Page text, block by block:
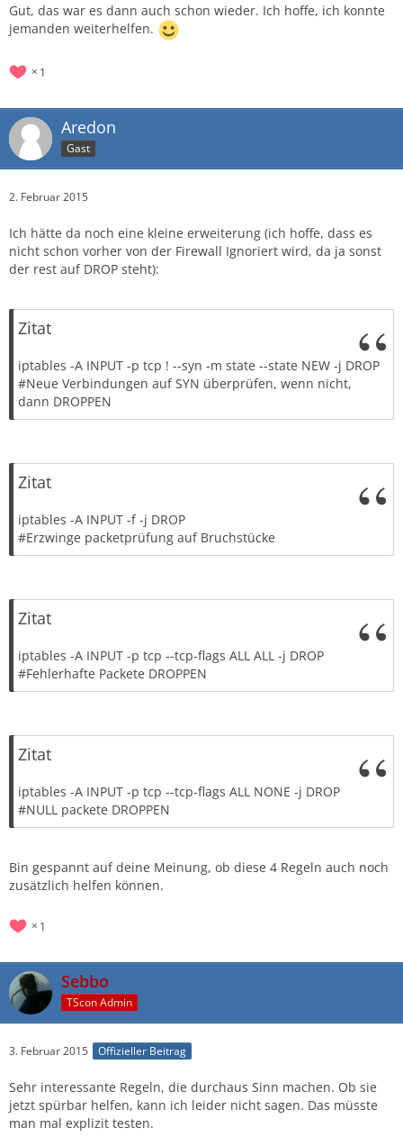
Gut, das war es dann auch schon wieder. Ich hoffe, ich konnte
jemanden weiterhelfen.
1
Aredon
Gast
2. Februar 2015
Ich hätte da noch eine kleine erweiterung (ich hoffe, dass es
nicht schon vorher von der Firewall Ignoriert wird, da ja sonst
der rest auf DROP steht):
Zitat
iptables -A INPUT -p tcp ! --syn -m state --state NEW -j DROP
#Neue Verbindungen auf SYN überprüfen, wenn nicht,
dann DROPPEN
Zitat
iptables -A INPUT -f -j DROP
#Erzwinge packetprüfung auf Bruchstücke
Zitat
iptables -A INPUT -p tcp --tcp-flags ALL ALL -j DROP
#Fehlerhafte Packete DROPPEN
Zitat
iptables -A INPUT -p tcp --tcp-flags ALL NONE -j DROP
#NULL packete DROPPEN
Bin gespannt auf deine Meinung, ob diese 4 Regeln auch noch
zusätzlich helfen können.
1
Sebbo
TScon Admin
3. Februar 2015 Offizieller Beitrag
Sehr interessante Regeln, die durchaus Sinn machen. Ob sie
jetzt spürbar helfen, kann ich leider nicht sagen. Das müsste
man mal explizit testen.